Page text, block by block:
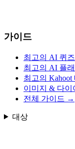
가이드
최고의 AI 퀴즈
최고의 AI 플
최고의 Kahoot
이미지 & 다
전체 가이드 →
대상